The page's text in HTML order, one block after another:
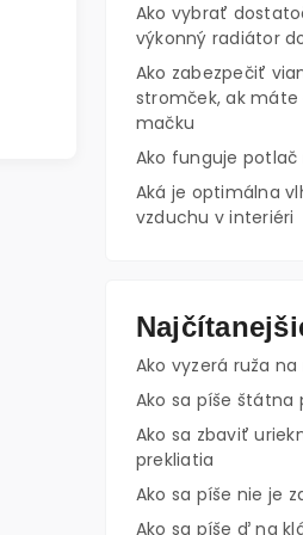
Ako vybrať
výkonný radiátor
Ako zabezpečiť
stromček, ak máte
mačku
Ako funguje potlač
Aká je optimálna
vzduchu v interiéri
Ako vyzerá ruža na
Ako sa píše štátna
Ako sa zbaviť
prekliatia
Ako sa píše nie je
Ako sa píše ď na